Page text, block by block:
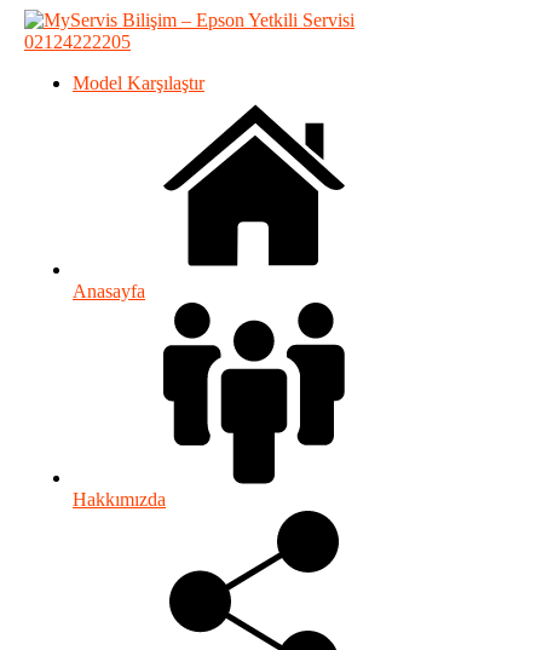
02124222205
Model Karşılaştır
Anasayfa
Hakkımızda